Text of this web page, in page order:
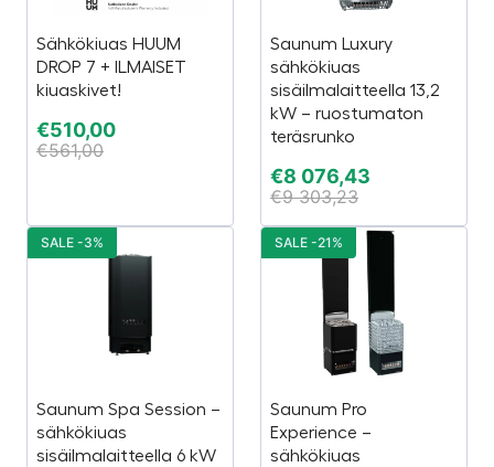
Sähkökiuas HUUM
DROP 7 + ILMAISET
kiuaskivet!
€510,00
€561,00
Saunum Luxury
sähkökiuas
sisäilmalaitteella 13,2
kW – ruostumaton
teräsrunko
€8 076,43
€9 303,23
Saunum Spa Session –
sähkökiuas
sisäilmalaitteella 6 kW
SALE -3%
Saunum Pro
Experience –
sähkökiuas
SALE -21%